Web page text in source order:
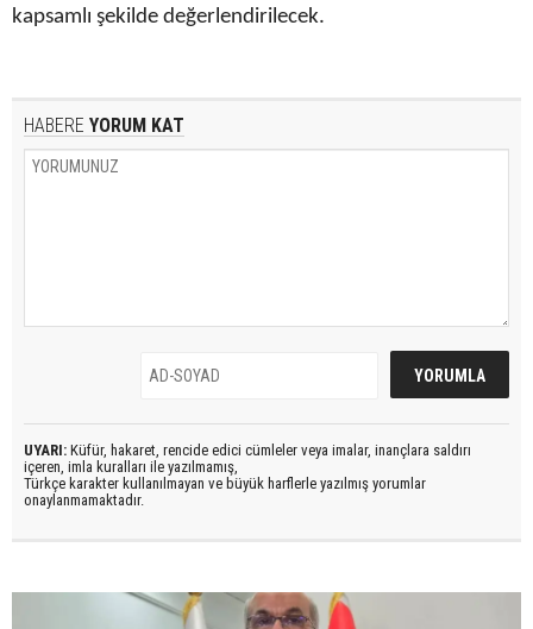
kapsamlı şekilde değerlendirilecek.
HABERE YORUM KAT
UYARI: Küfür, hakaret, rencide edici cümleler veya imalar, inançlara saldırı
içeren, imla kuralları ile yazılmamış,
Türkçe karakter kullanılmayan ve büyük harflerle yazılmış yorumlar
onaylanmamaktadır.